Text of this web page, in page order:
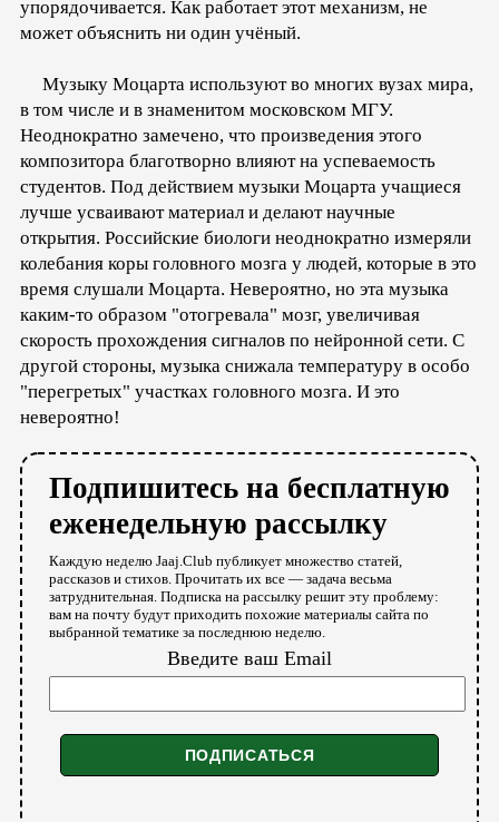
упорядочивается. Как работает этот механизм, не
может объяснить ни один учёный.
Музыку Моцарта используют во многих вузах мира,
в том числе и в знаменитом московском МГУ.
Неоднократно замечено, что произведения этого
композитора благотворно влияют на успеваемость
студентов. Под действием музыки Моцарта учащиеся
лучше усваивают материал и делают научные
открытия. Российские биологи неоднократно измеряли
колебания коры головного мозга у людей, которые в это
время слушали Моцарта. Невероятно, но эта музыка
каким-то образом "отогревала" мозг, увеличивая
скорость прохождения сигналов по нейронной сети. С
другой стороны, музыка снижала температуру в особо
"перегретых" участках головного мозга. И это
невероятно!
Подпишитесь на бесплатную
еженедельную рассылку
Каждую неделю Jaaj.Club публикует множество статей,
рассказов и стихов. Прочитать их все — задача весьма
затруднительная. Подписка на рассылку решит эту проблему:
вам на почту будут приходить похожие материалы сайта по
выбранной тематике за последнюю неделю.
Введите ваш Email